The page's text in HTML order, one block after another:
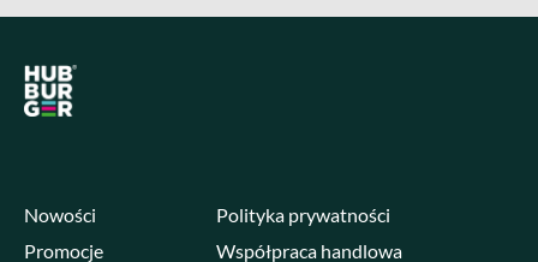
Nowości
Promocje
Polityka prywatności
Współpraca handlowa